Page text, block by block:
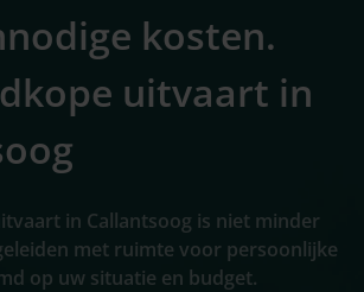
kosten.
uitvaart in
in Callantsoog is niet minder
met ruimte voor persoonlijke
op uw situatie en budget.